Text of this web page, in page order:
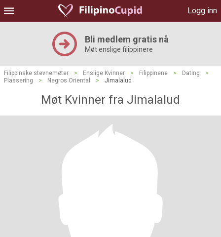
Logg inn
Bli medlem gratis nå
Møt enslige filippinere
Filippinske stevnemøter > Enslige Kvinner > Filippinene > Dating
>
Plassering
> Negros Oriental > Jimalalud
Møt Kvinner fra Jimalalud